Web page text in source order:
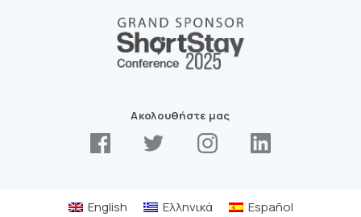
Ακολουθήστε μας
English Ελληνικά Español